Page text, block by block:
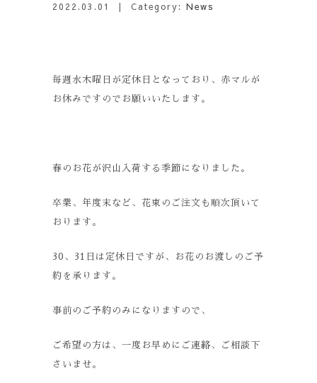
2022.03.01 | Category: News
毎週水木曜日が定休日となっており、赤マルが
お休みですのでお願いいたします。
春のお花が沢山入荷する季節になりました。
卒業、年度末など、花束のご注文も順次頂いて
おります。
30、31日は定休日ですが、お花のお渡しのご予
約を承ります。
事前のご予約のみになりますので、
ご希望の方は、一度お早めにご連絡、ご相談下
さいませ。